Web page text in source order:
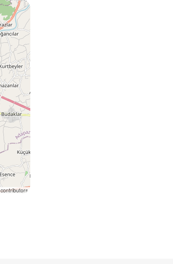
contributors